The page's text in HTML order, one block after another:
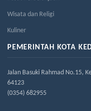
Wisata dan Religi
Kuliner
PEMERINTAH KOTA
Jalan Basuki Rahmad No.15,
64123
(0354) 682955